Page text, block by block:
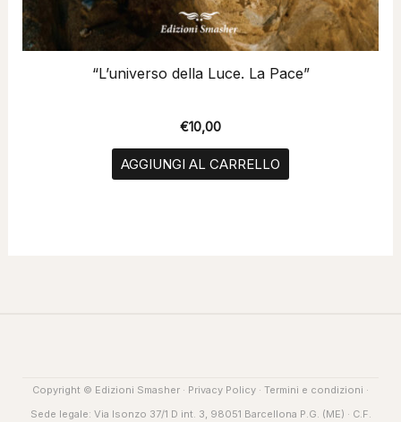
“L’universo della Luce. La Pace”
€10,00
AGGIUNGI AL CARRELLO
Copyright © Edizioni Smasher · Privacy Policy · Termini e condizioni ·
Sede legale: Via Isonzo 37/1 D int. 3, 98051 Barcellona P.G. (ME) · C.F.